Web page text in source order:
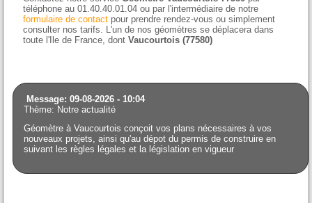
téléphone au 01.40.40.01.04 ou par l'intermédiaire de notre
formulaire de contact pour prendre rendez-vous ou simplement
consulter nos tarifs. L'un de nos géomètres se déplacera dans
toute l'Ile de France, dontVaucourtois (77580)
Message: 09-08-2026 - 10:04
Thème: Notre actualité
Géomètre à Vaucourtois conçoit vos plans nécessaires à vos
nouveaux projets, ainsi qu'au dépot du permis de construire en
suivant les règles légales et la législation en vigueur